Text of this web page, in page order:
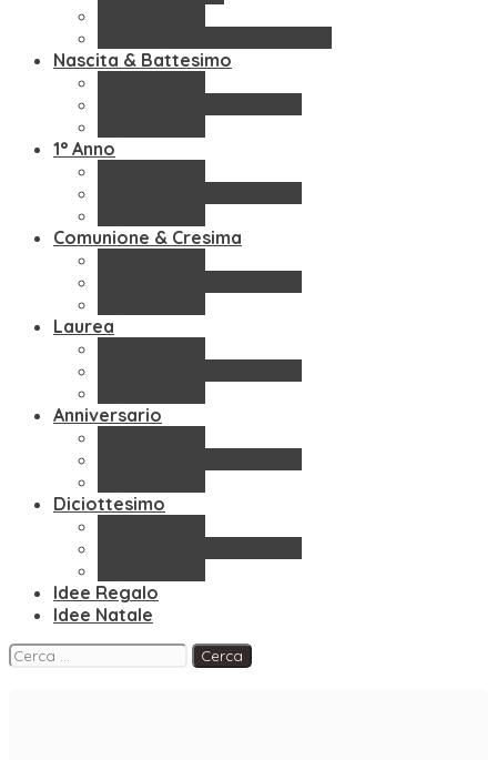
Nascita & Battesimo
1° Anno
Comunione & Cresima
Laurea
Anniversario
Diciottesimo
Idee Regalo
Idee Natale
Facebook
Instagram
Pinterest
Ricerca